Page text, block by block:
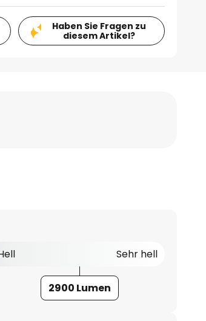
Haben Sie Fragen zu
diesem Artikel?
Sehr hell
2900 Lumen